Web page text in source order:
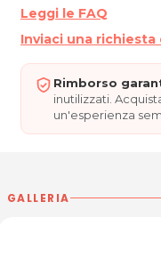
Leggi le FAQ
Inviaci una richiesta
Rimborso
inutilizzati.
un'esperienza
GALLERIA